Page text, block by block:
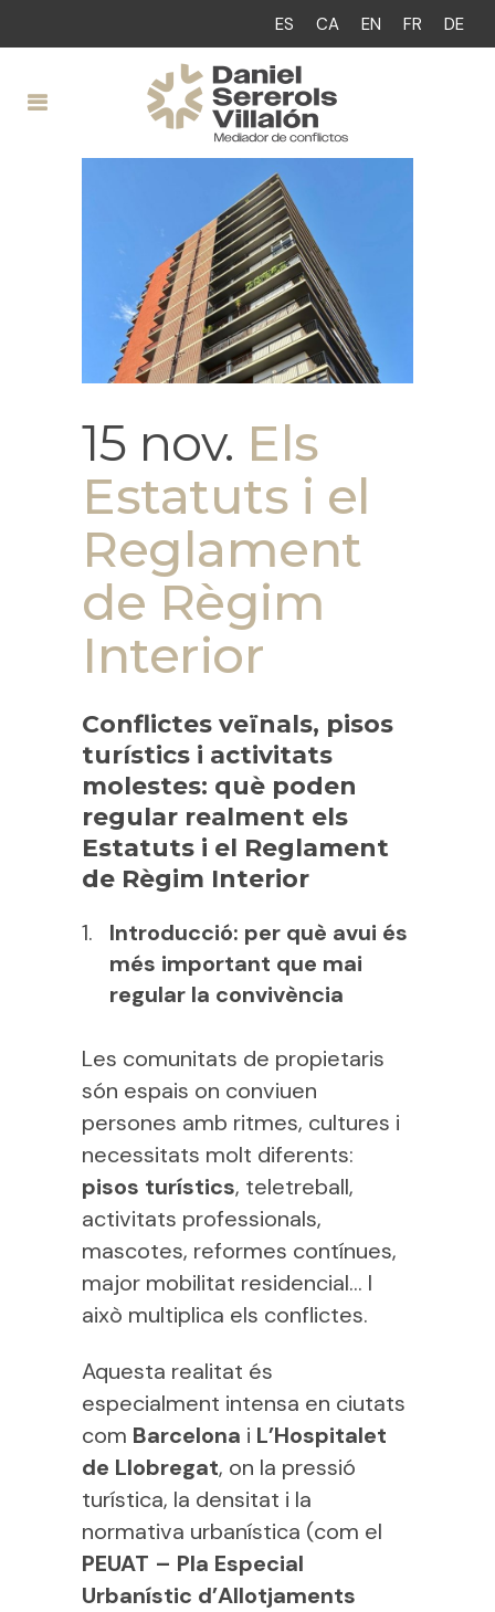
ES CA EN FR DE
15 nov. Els
Estatuts i el
Reglament
de Règim
Interior
Conflictes veïnals, pisos
turístics i activitats
molestes: què poden
regular realment els
Estatuts i el Reglament
de Règim Interior
Introducció: per què avui és
més important que mai
regular la convivència
Les comunitats de propietaris
són espais on conviuen
persones amb ritmes, cultures i
necessitats molt diferents:
pisos turístics, teletreball,
activitats professionals,
mascotes, reformes contínues,
major mobilitat residencial… I
això multiplica els conflictes.
Aquesta realitat és
especialment intensa en ciutats
com Barcelona i L’Hospitalet
de Llobregat, on la pressió
turística, la densitat i la
normativa urbanística (com el
PEUAT – Pla Especial
Urbanístic d’Allotjaments